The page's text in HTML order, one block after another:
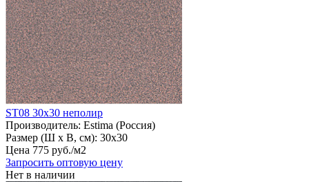
ST08 30х30 неполир
Производитель: Estima (Россия)
Размер (Ш х В, см): 30х30
Цена 775 руб./м2
Запросить оптовую цену
Нет в наличии